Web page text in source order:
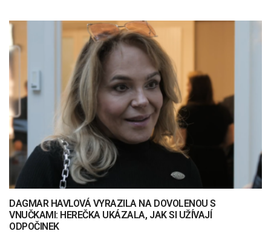
DAGMAR HAVLOVÁ VYRAZILA NA DOVOLENOU S
VNUČKAMI: HEREČKA UKÁZALA, JAK SI UŽÍVAJÍ
ODPOČINEK